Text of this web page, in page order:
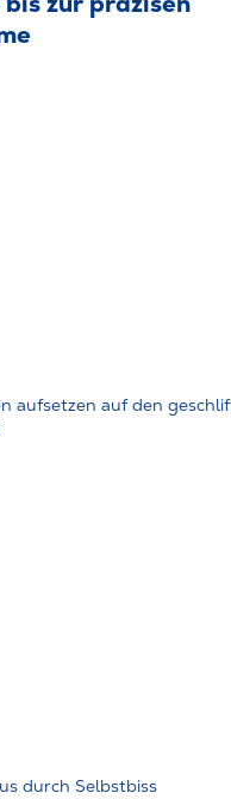
aufsetzen auf den
durch Selbstbiss